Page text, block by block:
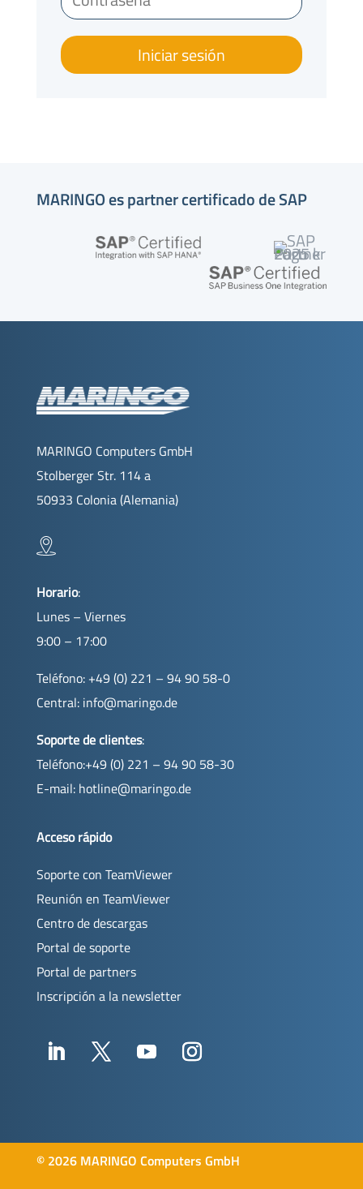
MARINGO es partner certificado de SAP
MARINGO Computers GmbH
Stolberger Str. 114 a
50933 Colonia (Alemania)
Horario:
Lunes – Viernes
9:00 – 17:00
Teléfono: +49 (0) 221 – 94 90 58-0
Central: info@maringo.de
Soporte de clientes:
Teléfono:+49 (0) 221 – 94 90 58-30
E-mail: hotline@maringo.de
Acceso rápido
Soporte con TeamViewer
Reunión en TeamViewer
Centro de descargas
Portal de soporte
Portal de partners
Inscripción a la newsletter
© 2026 MARINGO Computers GmbH